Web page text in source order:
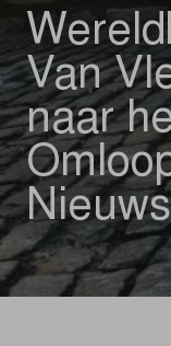
Van
naar